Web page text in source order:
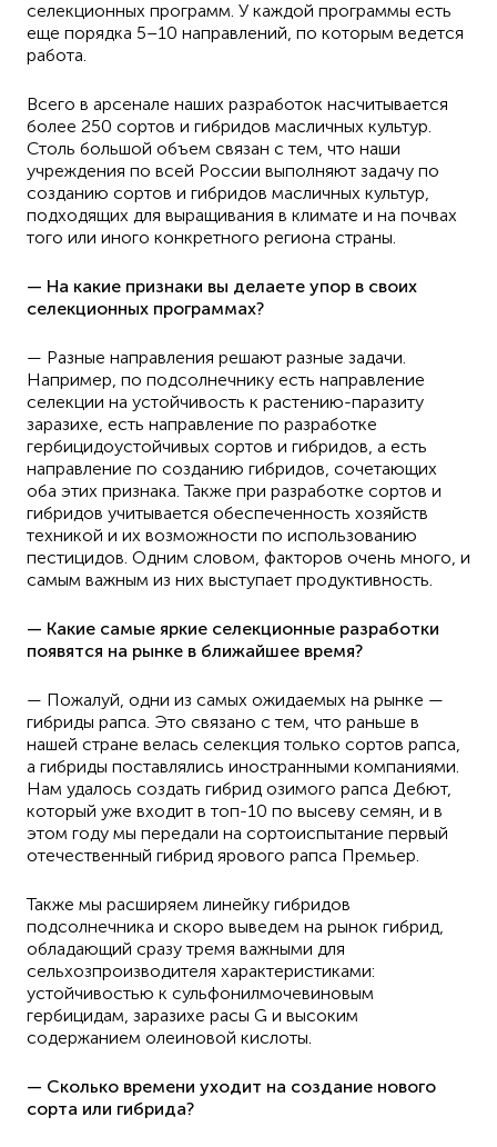
селекционных программ. У каждой программы есть
еще порядка 5–10 направлений, по которым ведется
работа.
Всего в арсенале наших разработок насчитывается
более 250 сортов и гибридов масличных культур.
Столь большой объем связан с тем, что наши
учреждения по всей России выполняют задачу по
созданию сортов и гибридов масличных культур,
подходящих для выращивания в климате и на почвах
того или иного конкретного региона страны.
— На какие признаки вы делаете упор в своих
селекционных программах?
— Разные направления решают разные задачи.
Например, по подсолнечнику есть направление
селекции на устойчивость к растению-паразиту
заразихе, есть направление по разработке
гербицидоустойчивых сортов и гибридов, а есть
направление по созданию гибридов, сочетающих
оба этих признака. Также при разработке сортов и
гибридов учитывается обеспеченность хозяйств
техникой и их возможности по использованию
пестицидов. Одним словом, факторов очень много, и
самым важным из них выступает продуктивность.
— Какие самые яркие селекционные разработки
появятся на рынке в ближайшее время?
— Пожалуй, одни из самых ожидаемых на рынке —
гибриды рапса. Это связано с тем, что раньше в
нашей стране велась селекция только сортов рапса,
а гибриды поставлялись иностранными компаниями.
Нам удалось создать гибрид озимого рапса Дебют,
который уже входит в топ-10 по высеву семян, и в
этом году мы передали на сортоиспытание первый
отечественный гибрид ярового рапса Премьер.
Также мы расширяем линейку гибридов
подсолнечника и скоро выведем на рынок гибрид,
обладающий сразу тремя важными для
сельхозпроизводителя характеристиками:
устойчивостью к сульфонилмочевиновым
гербицидам, заразихе расы G и высоким
содержанием олеиновой кислоты.
— Сколько времени уходит на создание нового
сорта или гибрида?